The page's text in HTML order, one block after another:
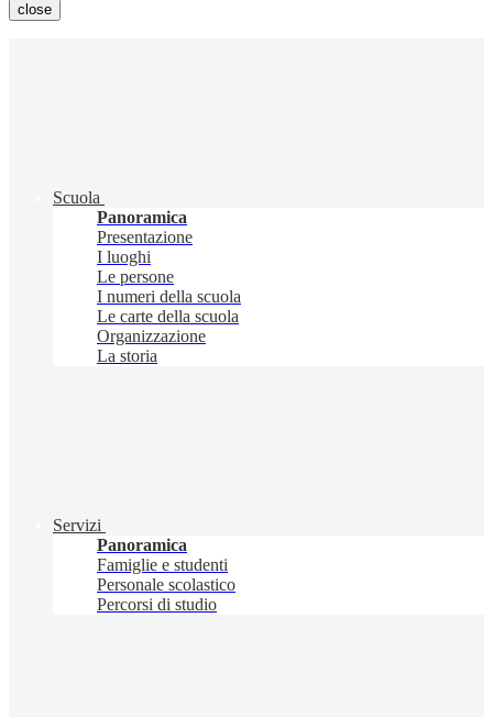
close
Scuola
Panoramica
Presentazione
I luoghi
Le persone
I numeri della scuola
Le carte della scuola
Organizzazione
La storia
Servizi
Panoramica
Famiglie e studenti
Personale scolastico
Percorsi di studio